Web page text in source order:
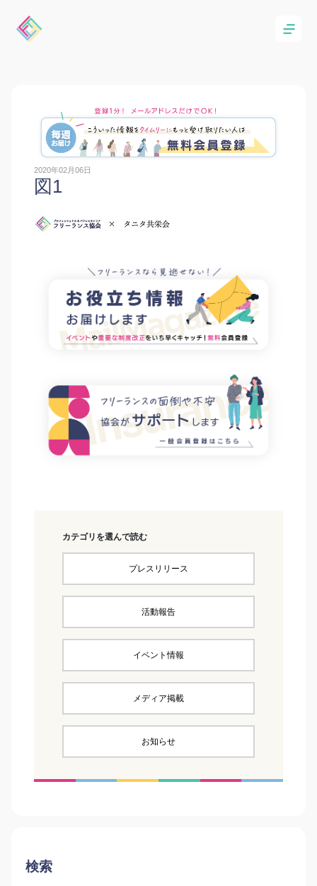
2020年02月06日
図1
カテゴリを選んで読む
プレスリリース
活動報告
イベント情報
メディア掲載
お知らせ
検索